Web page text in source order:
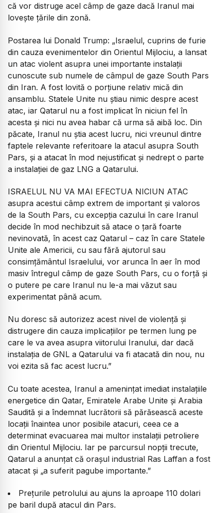
că vor distruge acel câmp de gaze dacă Iranul mai
lovește țările din zonă.
Postarea lui Donald Trump: „Israelul, cuprins de furie
din cauza evenimentelor din Orientul Mijlociu, a lansat
un atac violent asupra unei importante instalații
cunoscute sub numele de câmpul de gaze South Pars
din Iran. A fost lovită o porțiune relativ mică din
ansamblu. Statele Unite nu știau nimic despre acest
atac, iar Qatarul nu a fost implicat în niciun fel în
acesta și nici nu avea habar că urma să aibă loc. Din
păcate, Iranul nu știa acest lucru, nici vreunul dintre
faptele relevante referitoare la atacul asupra South
Pars, și a atacat în mod nejustificat și nedrept o parte
a instalației de gaz LNG a Qatarului.
ISRAELUL NU VA MAI EFECTUA NICIUN ATAC
asupra acestui câmp extrem de important și valoros
de la South Pars, cu excepția cazului în care Iranul
decide în mod nechibzuit să atace o țară foarte
nevinovată, în acest caz Qatarul – caz în care Statele
Unite ale Americii, cu sau fără ajutorul sau
consimțământul Israelului, vor arunca în aer în mod
masiv întregul câmp de gaze South Pars, cu o forță și
o putere pe care Iranul nu le-a mai văzut sau
experimentat până acum.
Nu doresc să autorizez acest nivel de violență și
distrugere din cauza implicațiilor pe termen lung pe
care le va avea asupra viitorului Iranului, dar dacă
instalația de GNL a Qatarului va fi atacată din nou, nu
voi ezita să fac acest lucru.”
Cu toate acestea, Iranul a amenințat imediat instalațiile
energetice din Qatar, Emiratele Arabe Unite și Arabia
Saudită și a îndemnat lucrătorii să părăsească aceste
locații înaintea unor posibile atacuri, ceea ce a
determinat evacuarea mai multor instalații petroliere
din Orientul Mijlociu. Iar pe parcursul nopții trecute,
Qatarul a anunțat că orașul industrial Ras Laffan a fost
atacat și „a suferit pagube importante.”
Prețurile petrolului au ajuns la aproape 110 dolari
pe baril după atacul din Pars.